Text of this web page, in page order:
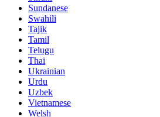
Sundanese
Swahili
Tajik
Tamil
Telugu
Thai
Ukrainian
Urdu
Uzbek
Vietnamese
Welsh